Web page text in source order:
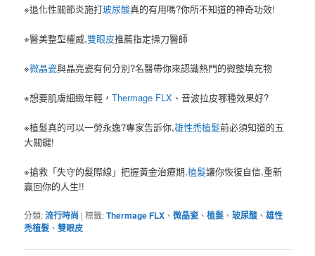
※退化性關節炎施打玻尿酸真的有用嗎?你所不知道的神奇功效!
※醫美整型權威,雙眼皮推薦指定操刀醫師
※微晶瓷與晶亮瓷有何分別?名醫帶你來認識熱門的微整填充物
※想要肌膚細緻年輕，Thermage FLX 、音波拉皮哪種效果好?
※植髮真的可以一勞永逸?專家告訴你,雄性禿植髮前必須知道的五
大關鍵!
※搶救「失守的髮際線」把握黃金治療期,植髮讓你恢復自信,重新
贏回你的人生!!
分類:流行時尚 |標籤:Thermage FLX 、微晶瓷 、植髮 、玻尿酸 、雄性
禿植髮 、雙眼皮